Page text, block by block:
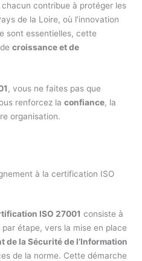
contribue à protéger les
de la Loire, où l’innovation
sont essentielles, cette
decroissance et de
, vous ne faites pas que
renforcez laconfiance, la
organisation.
à la certification ISO
ISO 27001 consiste à
étape, vers la mise en place
de la Sécurité de l’Information
de la norme. Cette démarche